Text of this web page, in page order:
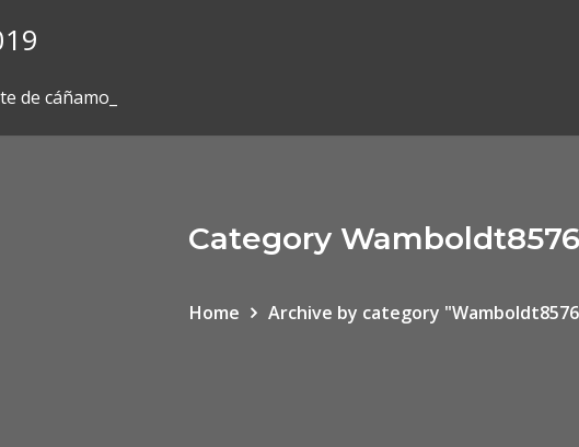
de cáñamo_
Category
Home Archive by category